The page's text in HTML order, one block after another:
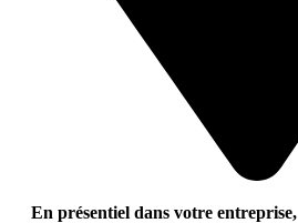
En présentiel dans votre entreprise,